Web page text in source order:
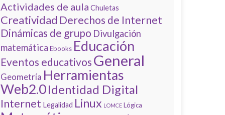
Actividades de aula Chuletas
Creatividad Derechos de Internet
Dinámicas de grupo Divulgación
matemática Ebooks Educación
Eventos educativos General
Geometría Herramientas
Web2.0Identidad Digital
Internet Legalidad Linux LOMCE Lógica